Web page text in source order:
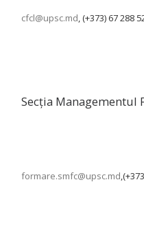
cfcl@upsc.md, (+373) 67 288
Secția Managementul
formare.smfc@upsc.md